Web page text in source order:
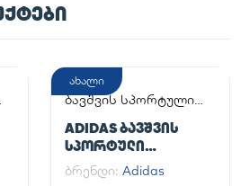
ახალი
ბავშვის სპორტული
ADIDAS ᲑᲐᲕᲨᲕᲘᲡ
ᲡᲞᲝᲠᲢᲣᲚᲘ
ᲤᲔᲮᲡᲐᲪᲛᲔᲚᲘ
SUPERSTAR II J
ბრენდი: Adidas